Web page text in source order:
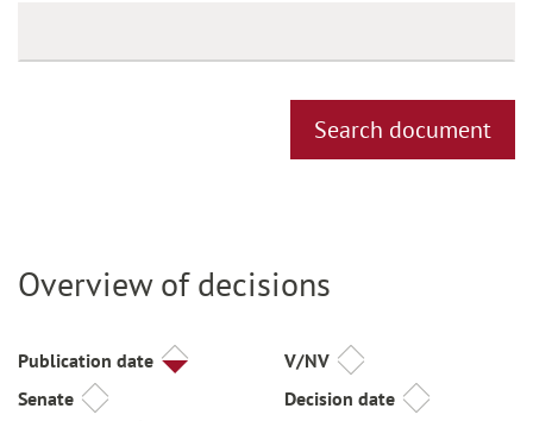
Search document
Overview of decisions
Publication date
V/NV
Senate
Decision date
Title